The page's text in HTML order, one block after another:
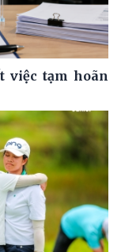
việc tạm hoãn